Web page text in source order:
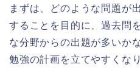
まずは、どのような問題が
することを目的に、過去問
な分野からの出題が多いか
勉強の計画を立てやすくな